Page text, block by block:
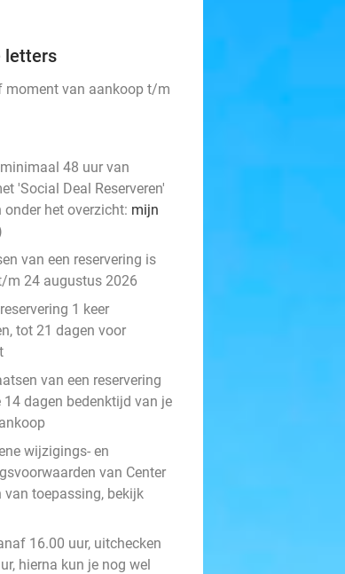
letters
moment van aankoop t/m
48 uur van
'Social Deal Reserveren'
onder het overzicht: mijn
van een reservering is
m 24 augustus 2026
1 keer
tot 21 dagen voor
van een reservering
14 dagen bedenktijd van je
wijzigings- en
van Center
van toepassing, bekijk
16.00 uur, uitchecken
hierna kun je nog wel